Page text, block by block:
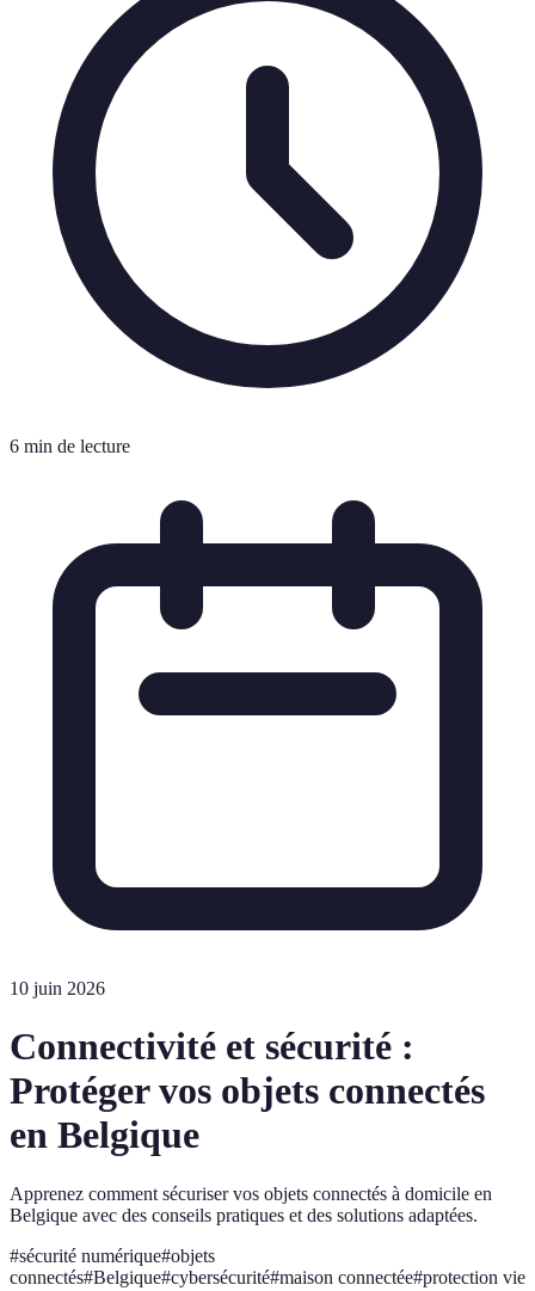
6 min de lecture
10 juin 2026
Connectivité et sécurité :
Protéger vos objets connectés
en Belgique
Apprenez comment sécuriser vos objets connectés à domicile en
Belgique avec des conseils pratiques et des solutions adaptées.
#sécurité numérique#objets
connectés#Belgique#cybersécurité#maison connectée#protection vie